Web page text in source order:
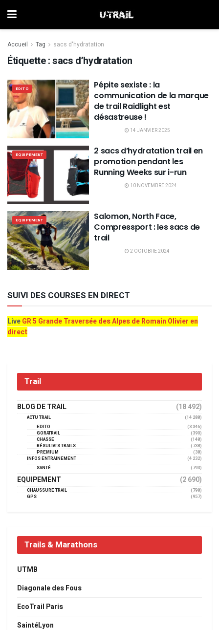
Accueil Tag sacs d'hydratation
Étiquette :sacs d’hydratation
EDITO
Pépite sexiste : la
communication de la marque
de trail Raidlight est
désastreuse !
14 JANVIER 2025
EQUIPEMENT
2 sacs d’hydratation trail en
promotion pendant les
Running Weeks sur i-run
10 NOVEMBRE 2024
EQUIPEMENT
Salomon, North Face,
Compressport : les sacs de
trail
2 OCTOBRE 2024
SUIVI DES COURSES EN DIRECT
LiveGR 5 Grande Traversée des Alpes de Romain Olivier en
direct
Trail
BLOG DE TRAIL (18 492)
ACTU TRAIL
(14 288)
EDITO
(3 346)
GORATRAIL
(390)
CHASSE
(148)
RÉSULTATS TRAILS
(738)
PREMIUM
(38)
INFOS ENTRAINEMENT
(4 232)
SANTÉ
(793)
EQUIPEMENT (2 690)
CHAUSSURE TRAIL
(798)
GPS
(957)
Trails & Marathons
UTMB
Diagonale des Fous
EcoTrail Paris
SaintéLyon